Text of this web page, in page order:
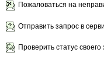
Пожаловаться на
Отправить запрос в
Проверить статус своего